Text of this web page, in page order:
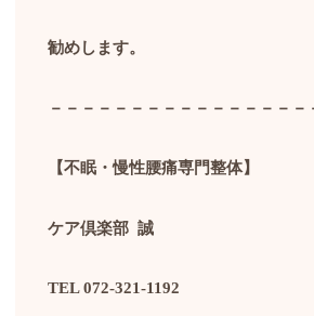
勧めします。
－－－－－－－－－－－－－－－－
【不眠・慢性腰痛専門整体】
ケア倶楽部 誠
TEL 072-321-1192